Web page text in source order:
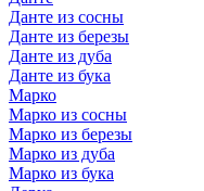
Данте из сосны
Данте из березы
Данте из дуба
Данте из бука
Марко
Марко из сосны
Марко из березы
Марко из дуба
Марко из бука